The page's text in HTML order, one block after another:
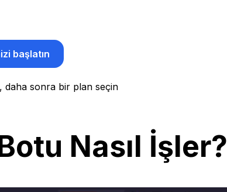
başlatın
daha sonra bir plan seçin
Nasıl İşler?